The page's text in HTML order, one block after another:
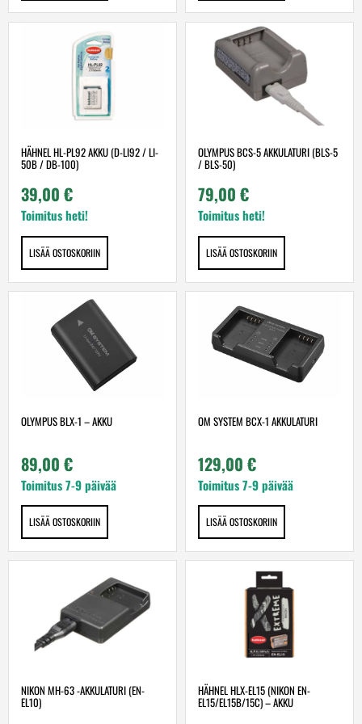
HÄHNEL HL-PL92 AKKU (D-LI92 / LI-
50B / DB-100)
39,00 €
Toimitus heti!
LISÄÄ OSTOSKORIIN
OLYMPUS BCS-5 AKKULATURI (BLS-5
/ BLS-50)
79,00 €
Toimitus heti!
LISÄÄ OSTOSKORIIN
OLYMPUS BLX-1 – AKKU
89,00 €
Toimitus 7-9 päivää
LISÄÄ OSTOSKORIIN
OM SYSTEM BCX-1 AKKULATURI
129,00 €
Toimitus 7-9 päivää
LISÄÄ OSTOSKORIIN
NIKON MH-63 -AKKULATURI (EN-
EL10)
HÄHNEL HLX-EL15 (NIKON EN-
EL15/EL15B/15C) – AKKU